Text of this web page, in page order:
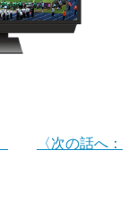
〈次の話へ：